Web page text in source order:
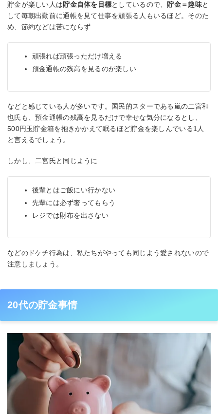
貯金が楽しい人は貯金自体を目標としているので、 貯金＝趣味と
して毎朝出勤前に通帳を見て仕事を頑張る人もいるほど。そのた
め、節約などは苦にならず
頑張れば頑張っただけ増える
預金通帳の残高を見るのが楽しい
などと感じている人が多いです。国民的スターである嵐の二宮和
也氏も、預金通帳の残高を見るだけで幸せな気分になるとし、
500円玉貯金箱を抱きかかえて眠るほど貯金を楽しんでいる1人
と言えるでしょう。
しかし、二宮氏と同じように
後輩とはご飯にい行かない
先輩には必ず奢ってもらう
レジでは財布を出さない
などのドケチ行為は、私たちがやっても同じよう愛されないので
注意しましょう。
20代の貯金事情